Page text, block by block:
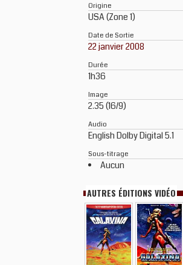
Origine
USA (Zone 1)
Date de Sortie
22 janvier 2008
Durée
1h36
Image
2.35 (16/9)
Audio
English Dolby Digital 5.1
Sous-titrage
Aucun
AUTRES ÉDITIONS VIDÉO